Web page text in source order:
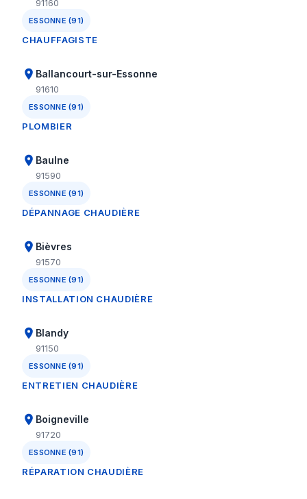
91160
ESSONNE (91)
CHAUFFAGISTE
Ballancourt-sur-Essonne
91610
ESSONNE (91)
PLOMBIER
Baulne
91590
ESSONNE (91)
DÉPANNAGE CHAUDIÈRE
Bièvres
91570
ESSONNE (91)
INSTALLATION CHAUDIÈRE
Blandy
91150
ESSONNE (91)
ENTRETIEN CHAUDIÈRE
Boigneville
91720
ESSONNE (91)
RÉPARATION CHAUDIÈRE